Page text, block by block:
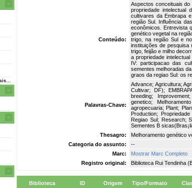
Conteúdo:
Aspectos conceituais do
propriedade intelectual
cultivares da Embrapa
região Sul. Influência
econômicos. Entrevista
genético vegetal na
trigo, na região Sul e
instituições de pesquisa
trigo, feijão e milho
a propriedade
IV: participacao das
sementes melhoradas
graos da regiao Sul: os
Palavras-Chave:
Advance; Agricultura;
Cultivar; DF);
breeding;
genetico;
agropecuaria; Plant;
Production;
Regiao Sul; Research;
Sementes B
Thesagro:
Melhoramento genético
Categoria do assunto:
--
Marc:
Mostrar Marc Completo
Registro original:
Biblioteca Rui Tendinha
Biblioteca ID Origem Tipo/Formato